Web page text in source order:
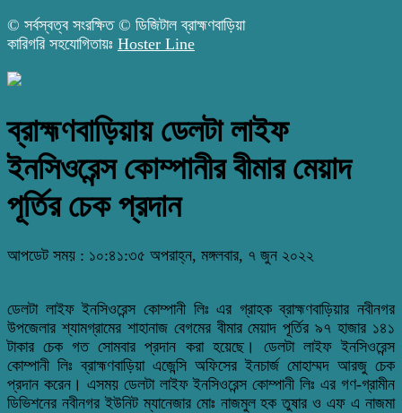
© সর্বস্বত্ব সংরক্ষিত © ডিজিটাল ব্রাহ্মণবাড়িয়া
কারিগরি সহযোগিতায়ঃ Hoster Line
ব্রাহ্মণবাড়িয়ায় ডেলটা লা‌ইফ
ইনসিওরেন্স কোম্পানীর বীমার মেয়াদ
পূর্তির চেক প্রদান
আপডেট সময় : ১০:৪১:৩৫ অপরাহ্ন, মঙ্গলবার, ৭ জুন ২০২২
ডেলটা লাইফ ইনসিওরেন্স কোম্পানী লিঃ এর গ্রাহক ব্রাহ্মণবাড়িয়ার নবীনগর
উপজেলার শ্যামগ্রামের শাহানাজ বেগমের বীমার মেয়াদ পূর্তির ৯৭ হাজার ১৪১
টাকার চেক গত সোমবার প্রদান করা হয়েছে। ডেলটা লাইফ ইনসিওরেন্স
কোম্পানী লিঃ ব্রাহ্মণবাড়িয়া এজেন্সি অফিসের ইনচার্জ মোহাম্মদ আরজু চেক
প্রদান করেন। এসময় ডেলটা লাইফ ইনসিওরেন্স কোম্পানী লিঃ এর গণ-গ্রামীন
ডিভিশনের নবীনগর ইউনিট ম্যানেজার মোঃ নাজমুল হক তুষার ও এফ এ নাজমা